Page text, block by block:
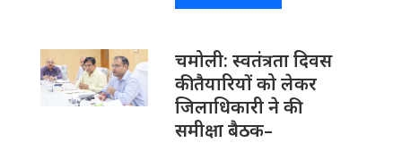
चमोली: स्वतंत्रता दिवस
की तैयारियों को लेकर
जिलाधिकारी ने की
समीक्षा बैठक–